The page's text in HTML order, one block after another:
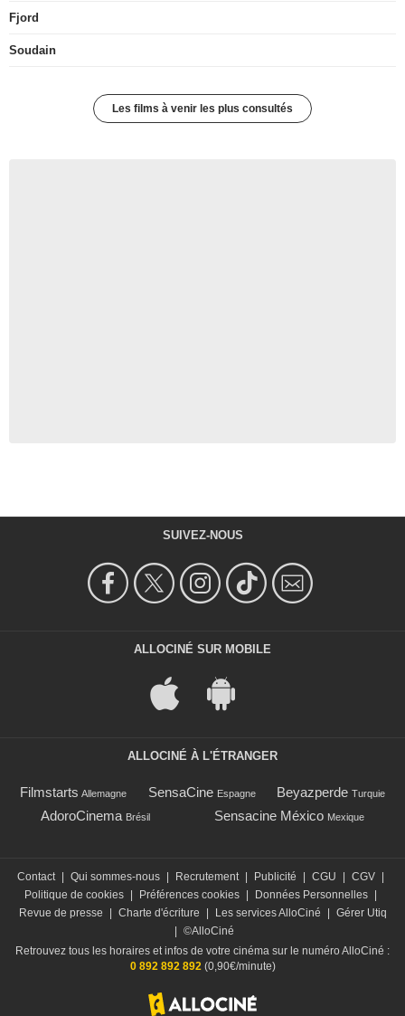
Fjord
Soudain
Les films à venir les plus consultés
SUIVEZ-NOUS
ALLOCINÉ SUR MOBILE
ALLOCINÉ À L'ÉTRANGER
Filmstarts Allemagne SensaCine Espagne Beyazperde Turquie
AdoroCinema Brésil Sensacine México Mexique
Contact | Qui sommes-nous | Recrutement | Publicité | CGU | CGV |
Politique de cookies | Préférences cookies | Données Personnelles |
Revue de presse
| Charte d'écriture | Les services AlloCiné | Gérer Utiq
| ©AlloCiné
Retrouvez tous les horaires et infos de votre cinéma sur le numéro AlloCiné :
0 892 892 892(0,90€/minute)